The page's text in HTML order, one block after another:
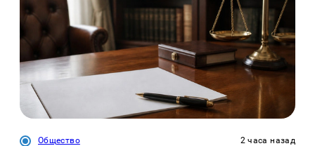
Общество 2 часа назад